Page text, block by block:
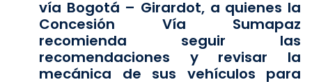
vía Bogotá – Girardot, a quienes la
Concesión Vía Sumapaz
recomienda seguir las
recomendaciones y revisar la
mecánica de sus vehículos para